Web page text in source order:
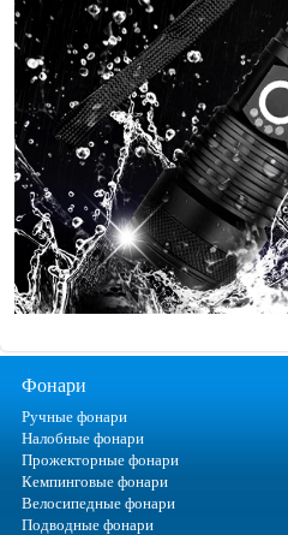
Фонари
Ручные фонари
Налобные фонари
Прожекторные фонари
Кемпинговые фонари
Велосипедные фонари
Подводные фонари